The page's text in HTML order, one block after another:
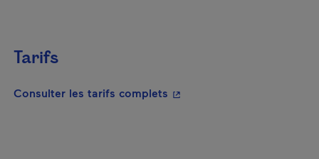
Tarifs
Consulter les tarifs complets - Cet hyperlien s'ouvrira